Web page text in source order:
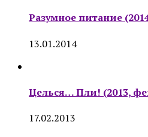
Разумное питание
13.01.2014
Целься… Пли! (2013,
17.02.2013